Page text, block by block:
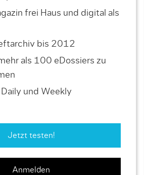
frei Haus und digital als
bis 2012
als 100 eDossiers zu
und Weekly
Jetzt testen!
Anmelden